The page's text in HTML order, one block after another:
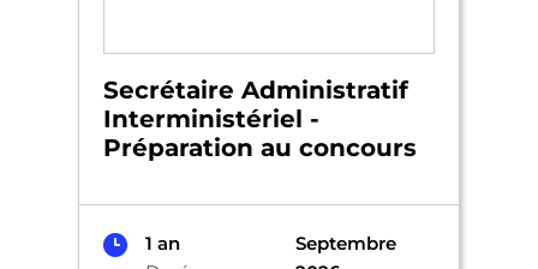
Secrétaire Administratif
Interministériel -
Préparation au concours
1 an
Septembre